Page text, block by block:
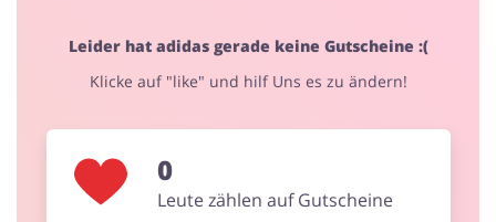
Blumen & Geschenke Reisen
Leider hat adidas gerade keine Gutscheine :(
Klicke auf "like" und hilf Uns es zu ändern!
0
Leute zählen auf Gutscheine